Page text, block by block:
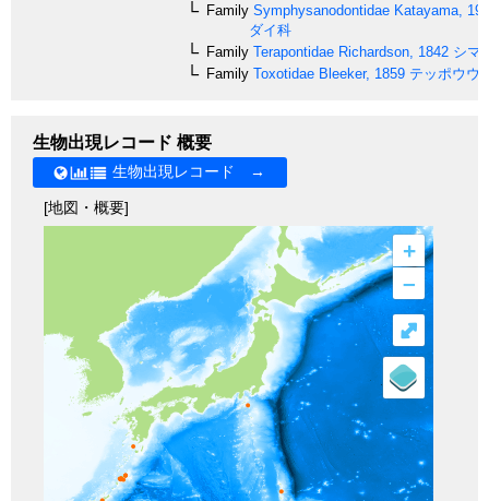
Family Symphysanodontidae Katayama,
ダイ科
Family Terapontidae Richardson, 1842 シマ
Family Toxotidae Bleeker, 1859 テッポウウ
生物出現レコード 概要
生物出現レコード →
[地図・概要]
+
–
⤢